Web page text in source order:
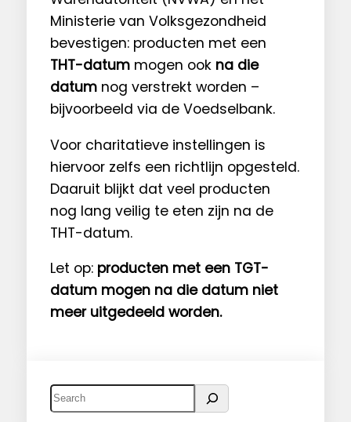
Ministerie van Volksgezondheid
bevestigen: producten met een
THT-datum mogen ook na die
datum nog verstrekt worden –
bijvoorbeeld via de Voedselbank.
Voor charitatieve instellingen is
hiervoor zelfs een richtlijn opgesteld.
Daaruit blijkt dat veel producten
nog lang veilig te eten zijn na de
THT-datum.
Let op: producten met een TGT-
datum mogen na die datum niet
meer uitgedeeld worden.
Z
o